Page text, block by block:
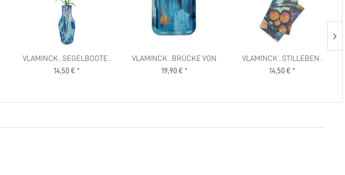
VLAMINCK . SEGELBOOTE .
Vasenkleid . edited by...
14,50 € *
VLAMINCK . BRÜCKE VON
CHATOU . Tablett . edited...
19,90 € *
VLAMINCK . STILLEBEN .
Gläsertuch . edited by muse
14,50 € *